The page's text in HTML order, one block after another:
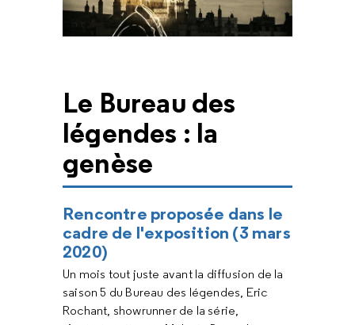
Le Bureau des
légendes : la
genèse
Rencontre proposée dans le
cadre de l'exposition (3 mars
2020)
Un mois tout juste avant la diffusion de la
saison 5 du Bureau des légendes, Eric
Rochant, showrunner de la série,